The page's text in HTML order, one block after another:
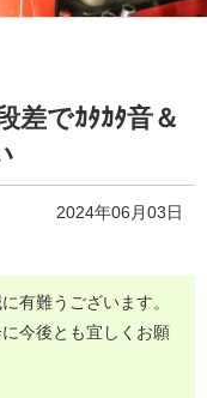
差でｶﾀｶﾀ音＆
2024年06月03日
有難うございます。
今後とも宜しくお願